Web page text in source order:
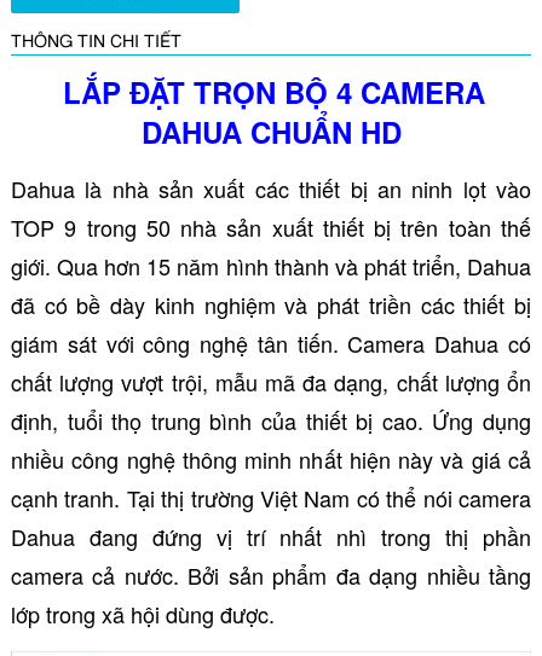
THÔNG TIN CHI TIẾT
LẮP ĐẶT TRỌN BỘ 4 CAMERA
DAHUA CHUẨN HD
Dahua là nhà sản xuất các thiết bị an ninh lọt vào
TOP 9 trong 50 nhà sản xuất thiết bị trên toàn thế
giới. Qua hơn 15 năm hình thành và phát triển, Dahua
đã có bề dày kinh nghiệm và phát triền các thiết bị
giám sát với công nghệ tân tiến. Camera Dahua có
chất lượng vượt trội, mẫu mã đa dạng, chất lượng ổn
định, tuổi thọ trung bình của thiết bị cao. Ứng dụng
nhiều công nghệ thông minh nhất hiện này và giá cả
cạnh tranh. Tại thị trường Việt Nam có thể nói camera
Dahua đang đứng vị trí nhất nhì trong thị phần
camera cả nước. Bởi sản phẩm đa dạng nhiều tầng
lớp trong xã hội dùng được.